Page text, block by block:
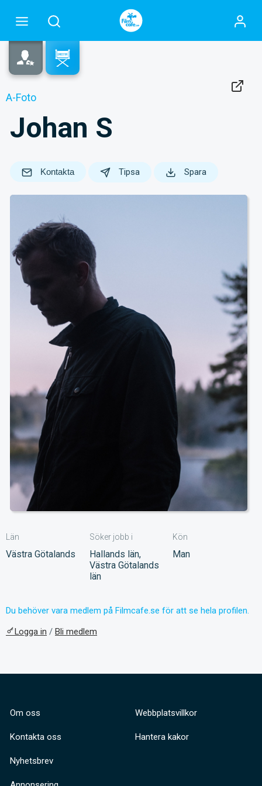
A-Foto
Johan S
Kontakta Tipsa Spara
Län
Västra Götalands
Söker jobb i
Hallands län,
Västra Götalands
län
Kön
Man
Du behöver vara medlem på Filmcafe.se för att se hela profilen.
Logga in / Bli medlem
Om oss
Kontakta oss
Nyhetsbrev
Webbplatsvillkor
Hantera kakor